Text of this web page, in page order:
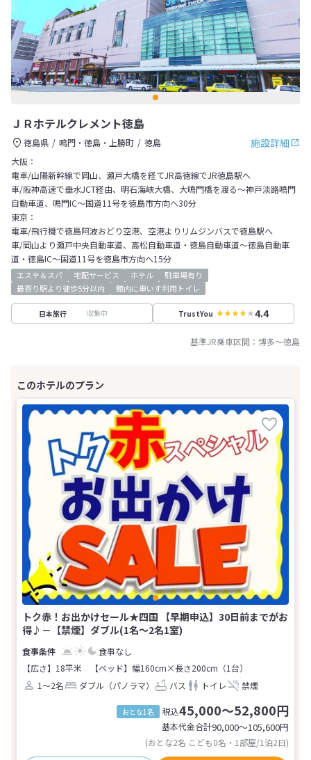
ＪＲホテルクレメント徳島
施設詳細
徳島県 鳴門・徳島・上勝町
徳島
大阪：
電車/山陽新幹線で岡山、瀬戸大橋を経てJR高徳線でJR徳島駅へ
車/阪神高速で垂水JCT経由、明石海峡大橋、大鳴門橋を渡る～神戸淡路鳴門
自動車道、鳴門IC～国道11号を徳島市方向へ30分
東京：
電車/飛行機で徳島阿波おどり空港、空港よりリムジンバスで徳島駅へ
車/岡山より瀬戸中央自動車道、高松自動車道・徳島自動車道～徳島自動車
道・徳島IC～国道11号を徳島市方向へ15分
エステ＆スパ 宅配サービス ホテル
駐車場有り
最寄り駅より徒歩5分以内
館内に車いす利用トイレ
日本旅行 収集中 TrustYou 4.4
基準JR乗車区間： 博多～徳島
トク赤！お出かけセール★四国 【早期申込】30日前までがお
得♪－【禁煙】ダブル(1名～2名1室)
食事なし
【広さ】18平米
【ベッド】幅160cm×長さ200cm（1台）
1～2名
ダブル（パノラマ） バス トイレ 禁煙
おとな1名 税込45,000～52,800円
基本代金合計90,000〜105,600円
(おとな2名 こども0名・1部屋/1泊2日)